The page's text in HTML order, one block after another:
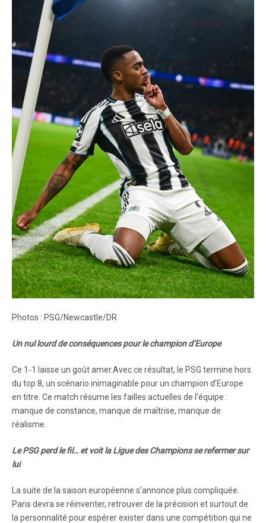
Photos : PSG/Newcastle/DR
Un nul lourd de conséquences pour le champion d’Europe
Ce 1‑1 laisse un goût amer.Avec ce résultat, le PSG termine hors
du top 8, un scénario inimaginable pour un champion d’Europe
en titre. Ce match résume les failles actuelles de l’équipe :
manque de constance, manque de maîtrise, manque de
réalisme.
Le PSG perd le fil… et voit la Ligue des Champions se refermer sur
lui
La suite de la saison européenne s’annonce plus compliquée.
Paris devra se réinventer, retrouver de la précision et surtout de
la personnalité pour espérer exister dans une compétition qui ne